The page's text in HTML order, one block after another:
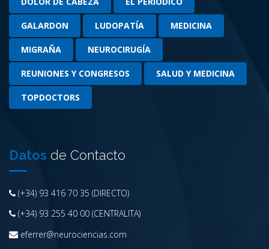
GALARDON LUDOPATÍA MEDICINA
MIGRAÑA NEUROCIRUGÍA
REUNIONES Y CONGRESOS SALUD Y MEDICINA
TOPDOCTORS
Datos de Contacto
(+34) 93 416 70 35 (DIRECTO)
(+34) 93 255 40 00 (CENTRALITA)
eferrer@neurociencias.com